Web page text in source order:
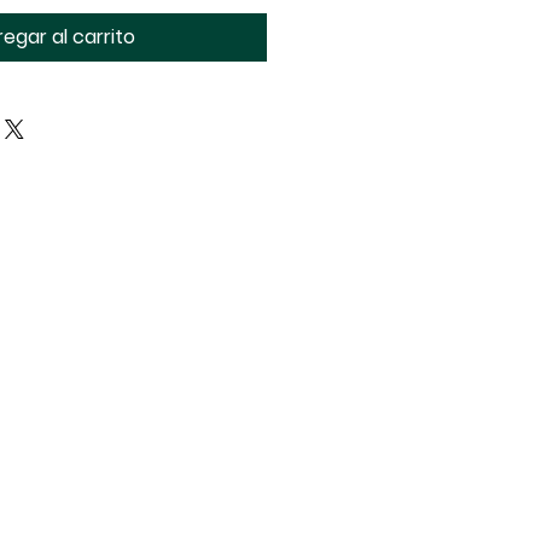
al carrito